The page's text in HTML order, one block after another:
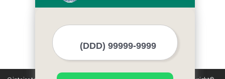
Missão
Mapa do site
Mais Serviços